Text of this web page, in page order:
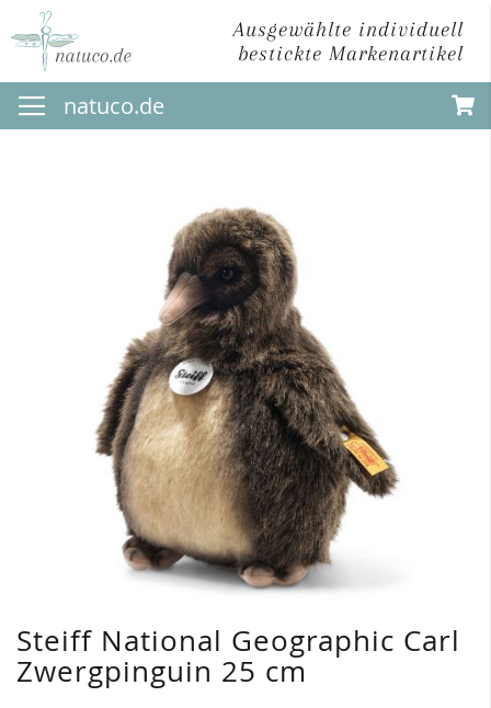
Ausgewählte individuell
bestickte Markenartikel
Direkt
zum
Inhalt
natuco.de
Steiff National Geographic Carl
Zwergpinguin 25 cm
Zum
Anfang
der